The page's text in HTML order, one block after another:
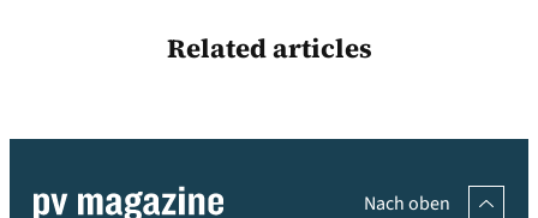
Related articles
Nach oben